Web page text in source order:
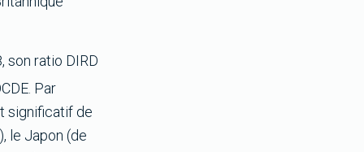
son ratio DIRD
Par
significatif de
le Japon (de